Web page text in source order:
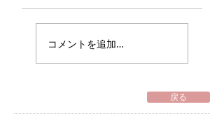
コメントを追加…
戻る